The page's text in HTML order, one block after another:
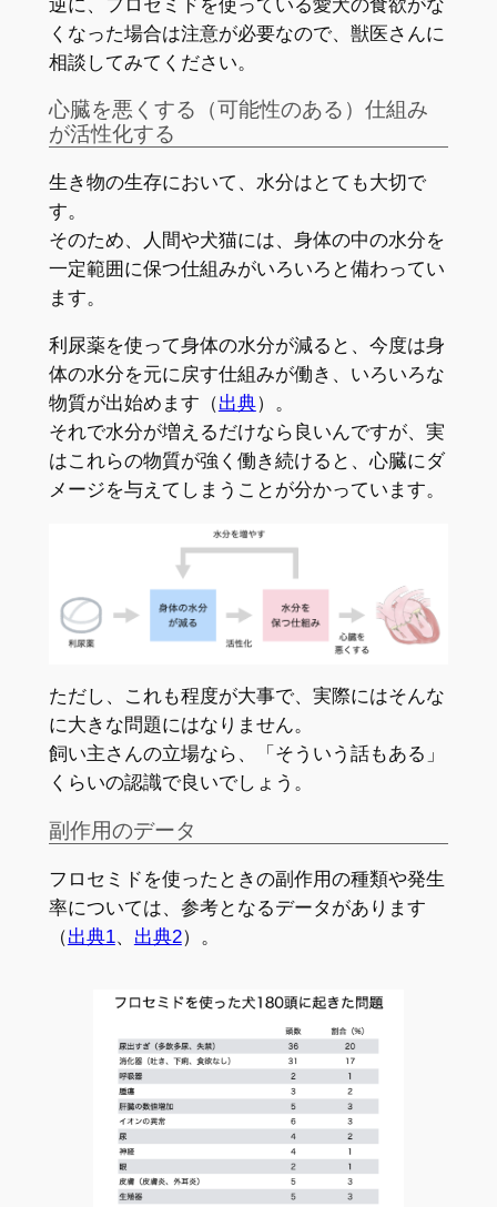
逆に、フロセミドを使っている愛犬の食欲がな
くなった場合は注意が必要なので、獣医さんに
相談してみてください。
心臓を悪くする（可能性のある）仕組み
が活性化する
生き物の生存において、水分はとても大切で
す。
そのため、人間や犬猫には、身体の中の水分を
一定範囲に保つ仕組みがいろいろと備わってい
ます。
利尿薬を使って身体の水分が減ると、今度は身
体の水分を元に戻す仕組みが働き、いろいろな
物質が出始めます（出典）。
それで水分が増えるだけなら良いんですが、実
はこれらの物質が強く働き続けると、心臓にダ
メージを与えてしまうことが分かっています。
ただし、これも程度が大事で、実際にはそんな
に大きな問題にはなりません。
飼い主さんの立場なら、「そういう話もある」
くらいの認識で良いでしょう。
副作用のデータ
フロセミドを使ったときの副作用の種類や発生
率については、参考となるデータがあります
（出典1、 出典2）。